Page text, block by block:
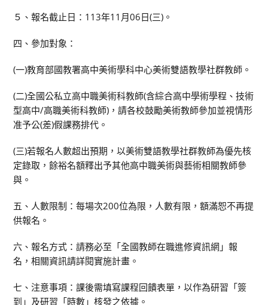
５、報名截止日：113年11月06日(三)。
四、參加對象：
(一)教育部國教署高中美術學科中心美術雙語教學社群教師。
(二)全國公私立高中職美術科教師(含綜合高中學術學程、技術
型高中/高職美術科教師)，請各校鼓勵美術教師參加並視情形
准予公(差)假課務排代。
(三)若報名人數超出預期，以美術雙語教學社群教師為優先核
定錄取，餘裕名額釋出予其他高中職美術與藝術相關教師參
與。
五、人數限制：每場次200位為限，人數有限，額滿恕不再提
供報名。
六、報名方式：請務必至「全國教師在職進修資訊網」報
名，相關資訊請詳閱實施計畫。
七、注意事項：課後需填寫課程回饋表單，以作為研習「簽
到」及研習「時數」核發之依據。